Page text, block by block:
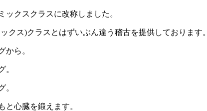
ックスクラスに改称しました。
クス)クラスとはずいぶん違う稽古を提供しております。
から。
。
。
と心臓を鍛えます。